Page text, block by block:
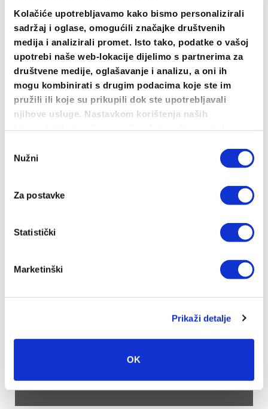
Kolačiće upotrebljavamo kako bismo personalizirali
sadržaj i oglase, omogućili značajke društvenih
medija i analizirali promet. Isto tako, podatke o vašoj
upotrebi naše web-lokacije dijelimo s partnerima za
društvene medije, oglašavanje i analizu, a oni ih
mogu kombinirati s drugim podacima koje ste im
pružili ili koje su prikupili dok ste upotrebljavali
njihove usluge. Nastavkom korištenja naših
pristanka
Nužni
Za postavke
Statistički
Marketinški
Prikaži detalje
OK
Hoodice